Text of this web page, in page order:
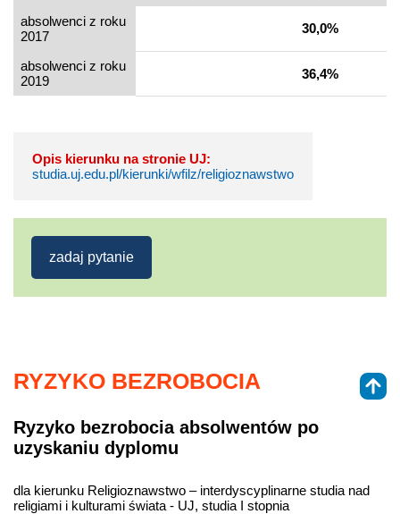
absolwenci z roku
2017
30,0%
absolwenci z roku
2019
36,4%
Opis kierunku na stronie UJ:
studia.uj.edu.pl/kierunki/wfilz/religioznawstwo
zadaj pytanie
RYZYKO BEZROBOCIA
Ryzyko bezrobocia absolwentów po
uzyskaniu dyplomu
dla kierunku Religioznawstwo – interdyscyplinarne studia nad
religiami i kulturami świata - UJ, studia I stopnia